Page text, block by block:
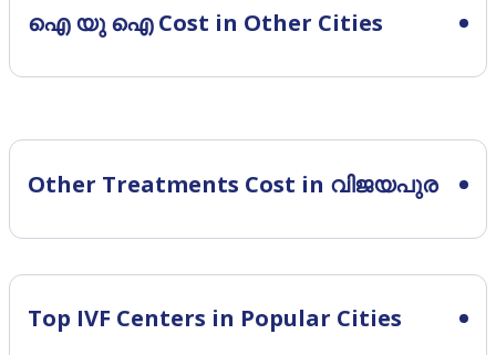
ഐ യു ഐ Cost in Other Cities
Other Treatments Cost in വിജയപുര
Top IVF Centers in Popular Cities